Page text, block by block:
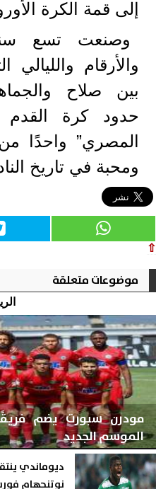
إلى قمة الكرة
وصنعت تسع
والأرقام والليالي
بين صلاح
حدود كرة
المصري” واحدًا من
ومحبة في تاريخ
⇧
موضوعات متعلقة
مودرن سبورت يضم
الموسم الجديد
ديوماندي
نوتنجهام